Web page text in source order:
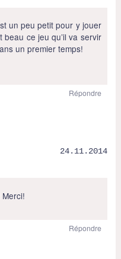
un peu petit pour y jouer
ce jeu qu’il va servir
un premier temps!
Répondre
24.11.2014
Merci!
Répondre